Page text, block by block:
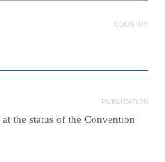
COUNTRY
PUBLICATION
the status of the Convention